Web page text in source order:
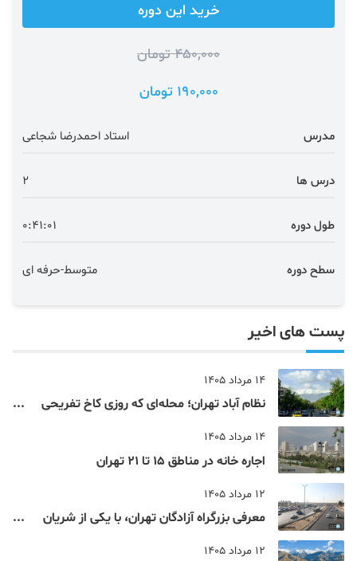
خرید این دوره
450,000 تومان
190,000 تومان
مدرس استاد احمدرضا شجاعی
درس ها 2
طول دوره 0:41:01
سطح دوره متوسط-حرفه ای
پست های اخیر
14 مرداد 1405
نظام‌ آباد تهران؛ محله‌ای که روزی کاخ تفریحی
14 مرداد 1405
اجاره خانه در مناطق 15 تا 21 تهران
12 مرداد 1405
معرفی بزرگراه آزادگان تهران، با یکی از شریان
12 مرداد 1405